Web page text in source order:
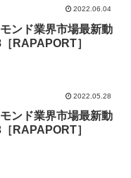
2022.06.04
ンド業界市場最新動
RAPAPORT］
2022.05.28
ンド業界市場最新動
RAPAPORT］